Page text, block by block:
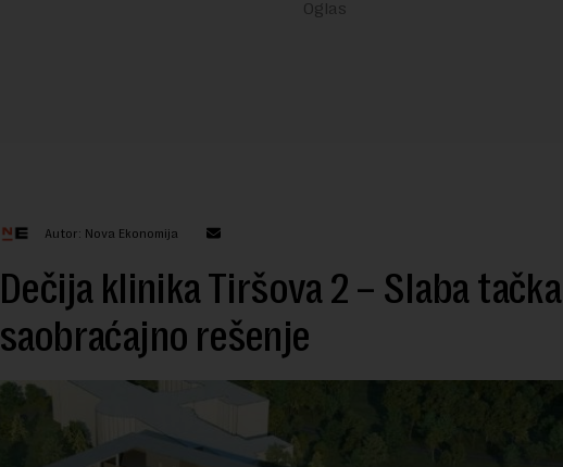
Autor: Nova Ekonomija
Dečija klinika Tiršova 2 – Slaba tačka
saobraćajno rešenje